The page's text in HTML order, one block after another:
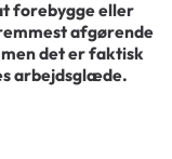
forebygge eller
afgørende
det er faktisk
arbejdsglæde.